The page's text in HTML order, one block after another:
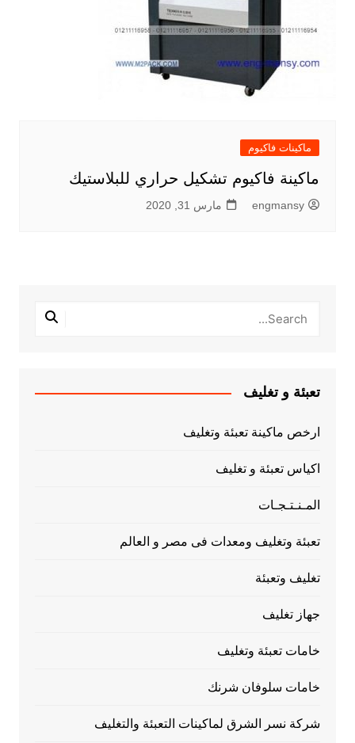
ماكينات فاكيوم
ماكينة فاكيوم تشكيل حراري للبلاستيك
engmansy مارس 31, 2020
تعبئة و تغليف
ارخص ماكينة تعبئة وتغليف
اكياس تعبئة و تغليف
المـنـتـجـات
تعبئة وتغليف ومعدات فى مصر و العالم
تغليف وتعبئة
جهاز تغليف
خامات تعبئة وتغليف
خامات سلوفان شرنك
شركة نسر الشرق لماكينات التعبئة والتغليف